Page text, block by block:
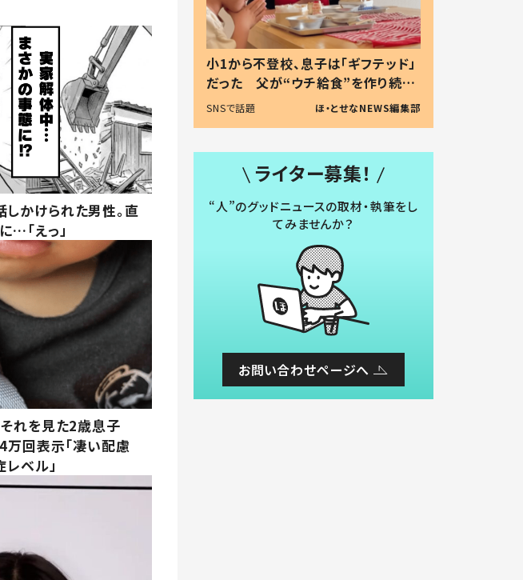
かけられた男性。直
…「えっ」
れを見た2歳息子
回表示「凄い配慮
レベル」
小1から不登校、息子は「ギフテッド」
だった 父が“ウチ給食”を作り続け
る理由とは #令和の親 #令和の子
SNSで話題 ほ・とせなNEWS編集部
ライター募集！
“人”のグッドニュースの取材・執筆をし
てみませんか？
お問い合わせページへ